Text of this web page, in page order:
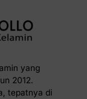
yang
2012.
tepatnya di